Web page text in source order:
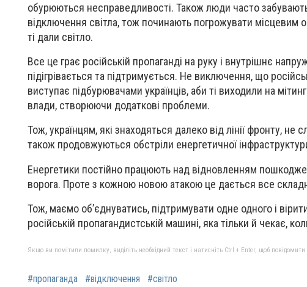
обурюються несправедливості. Також люди часто
відключення світла, тож починають погрожувати місцевим
ті дали світло.
Все це грає російській пропаганді на руку і внутрішнє
підігрівається та підтримується. Не виключення, що
виступає підбурювачами українців, аби ті виходили на
влади, створюючи додаткові проблеми.
Тож, українцям, які знаходяться далеко від лінії фронту, не
також продовжуються обстріли енергетичної
Енергетики постійно працюють над відновленням
ворога. Проте з кожною новою атакою це дається все
Тож, маємо об’єднуватись, підтримувати одне одного і
російській пропагандистській машині, яка тільки й чекає,
Якщо ви помітили помилку, виділіть необхідний текст і натисніть Ctrl + Enter, щоб
#пропаганда #відключення #світло